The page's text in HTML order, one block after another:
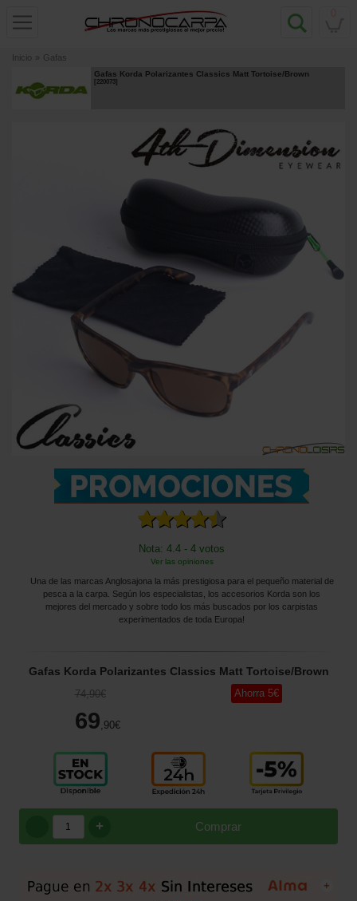
Inicio » Gafas
Gafas Korda Polarizantes Classics Matt Tortoise/Brown
[220073]
Nota: 4.4 - 4 votos
Ver las opiniones
Una de las marcas Anglosajona la más prestigiosa para el pequeño material de
pesca a la carpa. Según los especialistas, los accesorios Korda son los
mejores del mercado y sobre todo los más buscados por los carpistas
experimentados de toda Europa!
Gafas Korda Polarizantes Classics Matt Tortoise/Brown
74,90€
69 ,90€
Ahorra 5€
Comprar
+
+